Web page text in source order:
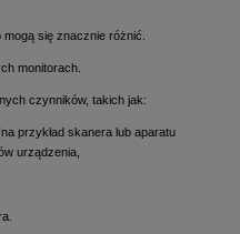
mogą się znacznie różnić.
monitorach.
czynników, takich jak:
przykład skanera lub aparatu
urządzenia,